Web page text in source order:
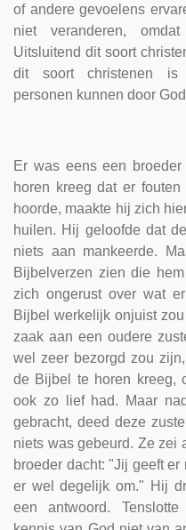
of andere gevoelens
niet veranderen,
Uitsluitend dit soort
dit soort christenen is
personen kunnen door
Er was eens een
horen kreeg dat er
hoorde, maakte hij zich
huilen. Hij geloofde dat
niets aan mankeerde.
Bijbelverzen zien die
zich ongerust over wat
Bijbel werkelijk onjuist
zaak aan een oudere
wel zeer bezorgd zou
de Bijbel te horen kreeg,
ook zo lief had. Maar
gebracht, deed deze
niets was gebeurd. Ze zei
broeder dacht: "Jij geeft
er wel degelijk om." Hij
een antwoord.